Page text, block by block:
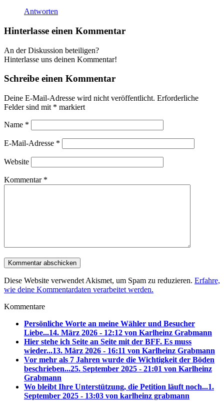
Antworten
Hinterlasse einen Kommentar
An der Diskussion beteiligen?
Hinterlasse uns deinen Kommentar!
Schreibe einen Kommentar
Deine E-Mail-Adresse wird nicht veröffentlicht. Erforderliche
Felder sind mit * markiert
Name *
E-Mail-Adresse *
Website
Kommentar *
Diese Website verwendet Akismet, um Spam zu reduzieren. Erfahre,
wie deine Kommentardaten verarbeitet werden.
Kommentare
Persönliche Worte an meine Wähler und Besucher
Liebe...14. März 2026 - 12:12 von Karlheinz Grabmann
Hier stehe ich Seite an Seite mit der BFF. Es muss
wieder...13. März 2026 - 16:11 von Karlheinz Grabmann
Vor mehr als 7 Jahren wurde die Wichtigkeit der Böden
beschrieben...25. September 2025 - 21:01 von Karlheinz
Grabmann
Wo bleibt Ihre Unterstützung, die Petition läuft noch...1.
September 2025 - 13:03 von karlheinz grabmann